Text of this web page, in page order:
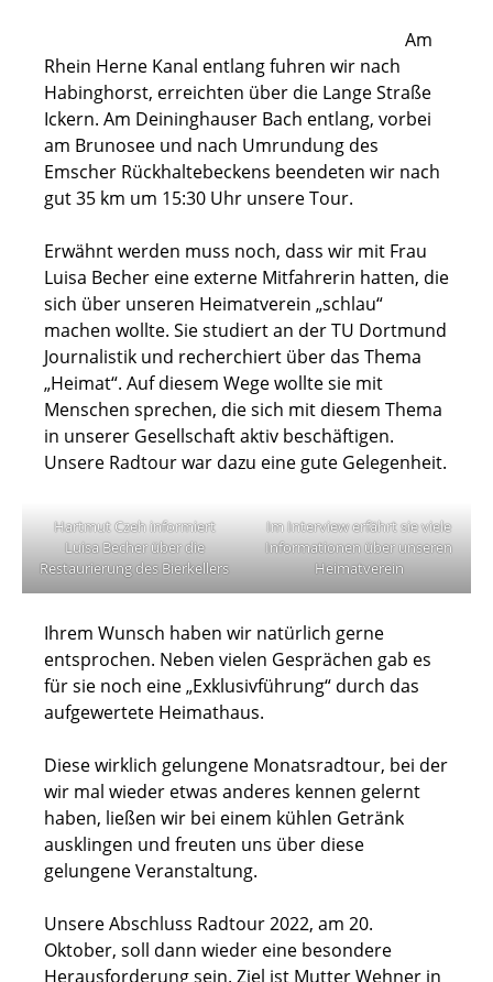
Am
Rhein Herne Kanal entlang fuhren wir nach
Habinghorst, erreichten über die Lange Straße
Ickern. Am Deininghauser Bach entlang, vorbei
am Brunosee und nach Umrundung des
Emscher Rückhaltebeckens beendeten wir nach
gut 35 km um 15:30 Uhr unsere Tour.
Erwähnt werden muss noch, dass wir mit Frau
Luisa Becher eine externe Mitfahrerin hatten, die
sich über unseren Heimatverein „schlau“
machen wollte. Sie studiert an der TU Dortmund
Journalistik und recherchiert über das Thema
„Heimat“. Auf diesem Wege wollte sie mit
Menschen sprechen, die sich mit diesem Thema
in unserer Gesellschaft aktiv beschäftigen.
Unsere Radtour war dazu eine gute Gelegenheit.
Hartmut Czeh informiert
Luisa Becher über die
Restaurierung des Bierkellers
Im Interview erfährt sie viele
Informationen über unseren
Heimatverein
Ihrem Wunsch haben wir natürlich gerne
entsprochen. Neben vielen Gesprächen gab es
für sie noch eine „Exklusivführung“ durch das
aufgewertete Heimathaus.
Diese wirklich gelungene Monatsradtour, bei der
wir mal wieder etwas anderes kennen gelernt
haben, ließen wir bei einem kühlen Getränk
ausklingen und freuten uns über diese
gelungene Veranstaltung.
Unsere Abschluss Radtour 2022, am 20.
Oktober, soll dann wieder eine besondere
Herausforderung sein. Ziel ist Mutter Wehner in